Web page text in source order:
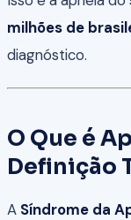
milhões de
diagnóstico.
O Que é
Definição
A Síndrome da